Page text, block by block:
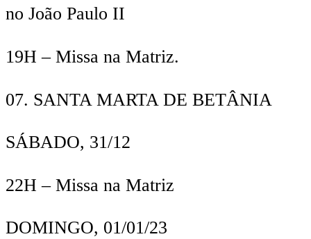
no João Paulo II
19H– Missa na Matriz.
07. SANTA MARTA DE BETÂNIA
SÁBADO, 31/12
22H – Missa na Matriz
DOMINGO, 01/01/23